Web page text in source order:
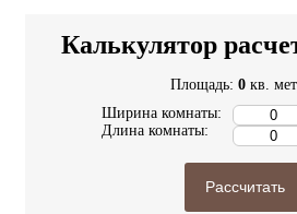
Калькулятор
Площадь: 0 кв.
Ширина комнаты:
Длина комнаты:
Рассчитать